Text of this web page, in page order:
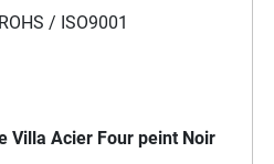
/ ISO9001
Villa Acier Four peint Noir